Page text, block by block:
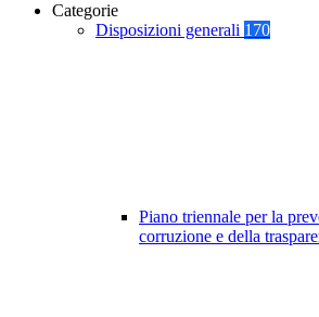
Categorie
Disposizioni generali 170
Piano triennale per la
corruzione e della